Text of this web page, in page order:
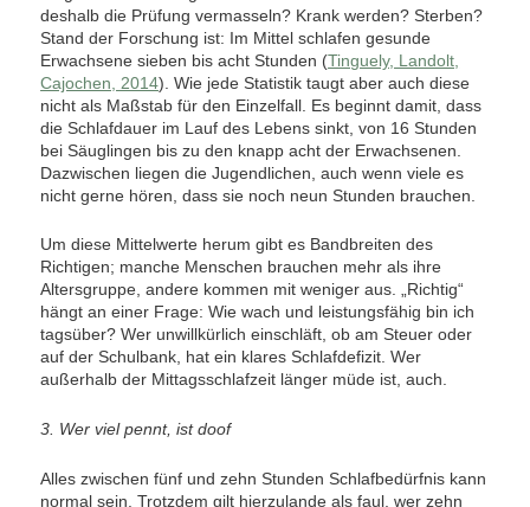
deshalb die Prüfung vermasseln? Krank werden? Sterben?
Stand der Forschung ist: Im Mittel schlafen gesunde
Erwachsene sieben bis acht Stunden (Tinguely, Landolt,
Cajochen, 2014). Wie jede Statistik taugt aber auch diese
nicht als Maßstab für den Einzelfall. Es beginnt damit, dass
die Schlafdauer im Lauf des Lebens sinkt, von 16 Stunden
bei Säuglingen bis zu den knapp acht der Erwachsenen.
Dazwischen liegen die Jugendlichen, auch wenn viele es
nicht gerne hören, dass sie noch neun Stunden brauchen.
Um diese Mittelwerte herum gibt es Bandbreiten des
Richtigen; manche Menschen brauchen mehr als ihre
Altersgruppe, andere kommen mit weniger aus. „Richtig“
hängt an einer Frage: Wie wach und leistungsfähig bin ich
tagsüber? Wer unwillkürlich einschläft, ob am Steuer oder
auf der Schulbank, hat ein klares Schlafdefizit. Wer
außerhalb der Mittagsschlafzeit länger müde ist, auch.
3. Wer viel pennt, ist doof
Alles zwischen fünf und zehn Stunden Schlafbedürfnis kann
normal sein. Trotzdem gilt hierzulande als faul, wer zehn